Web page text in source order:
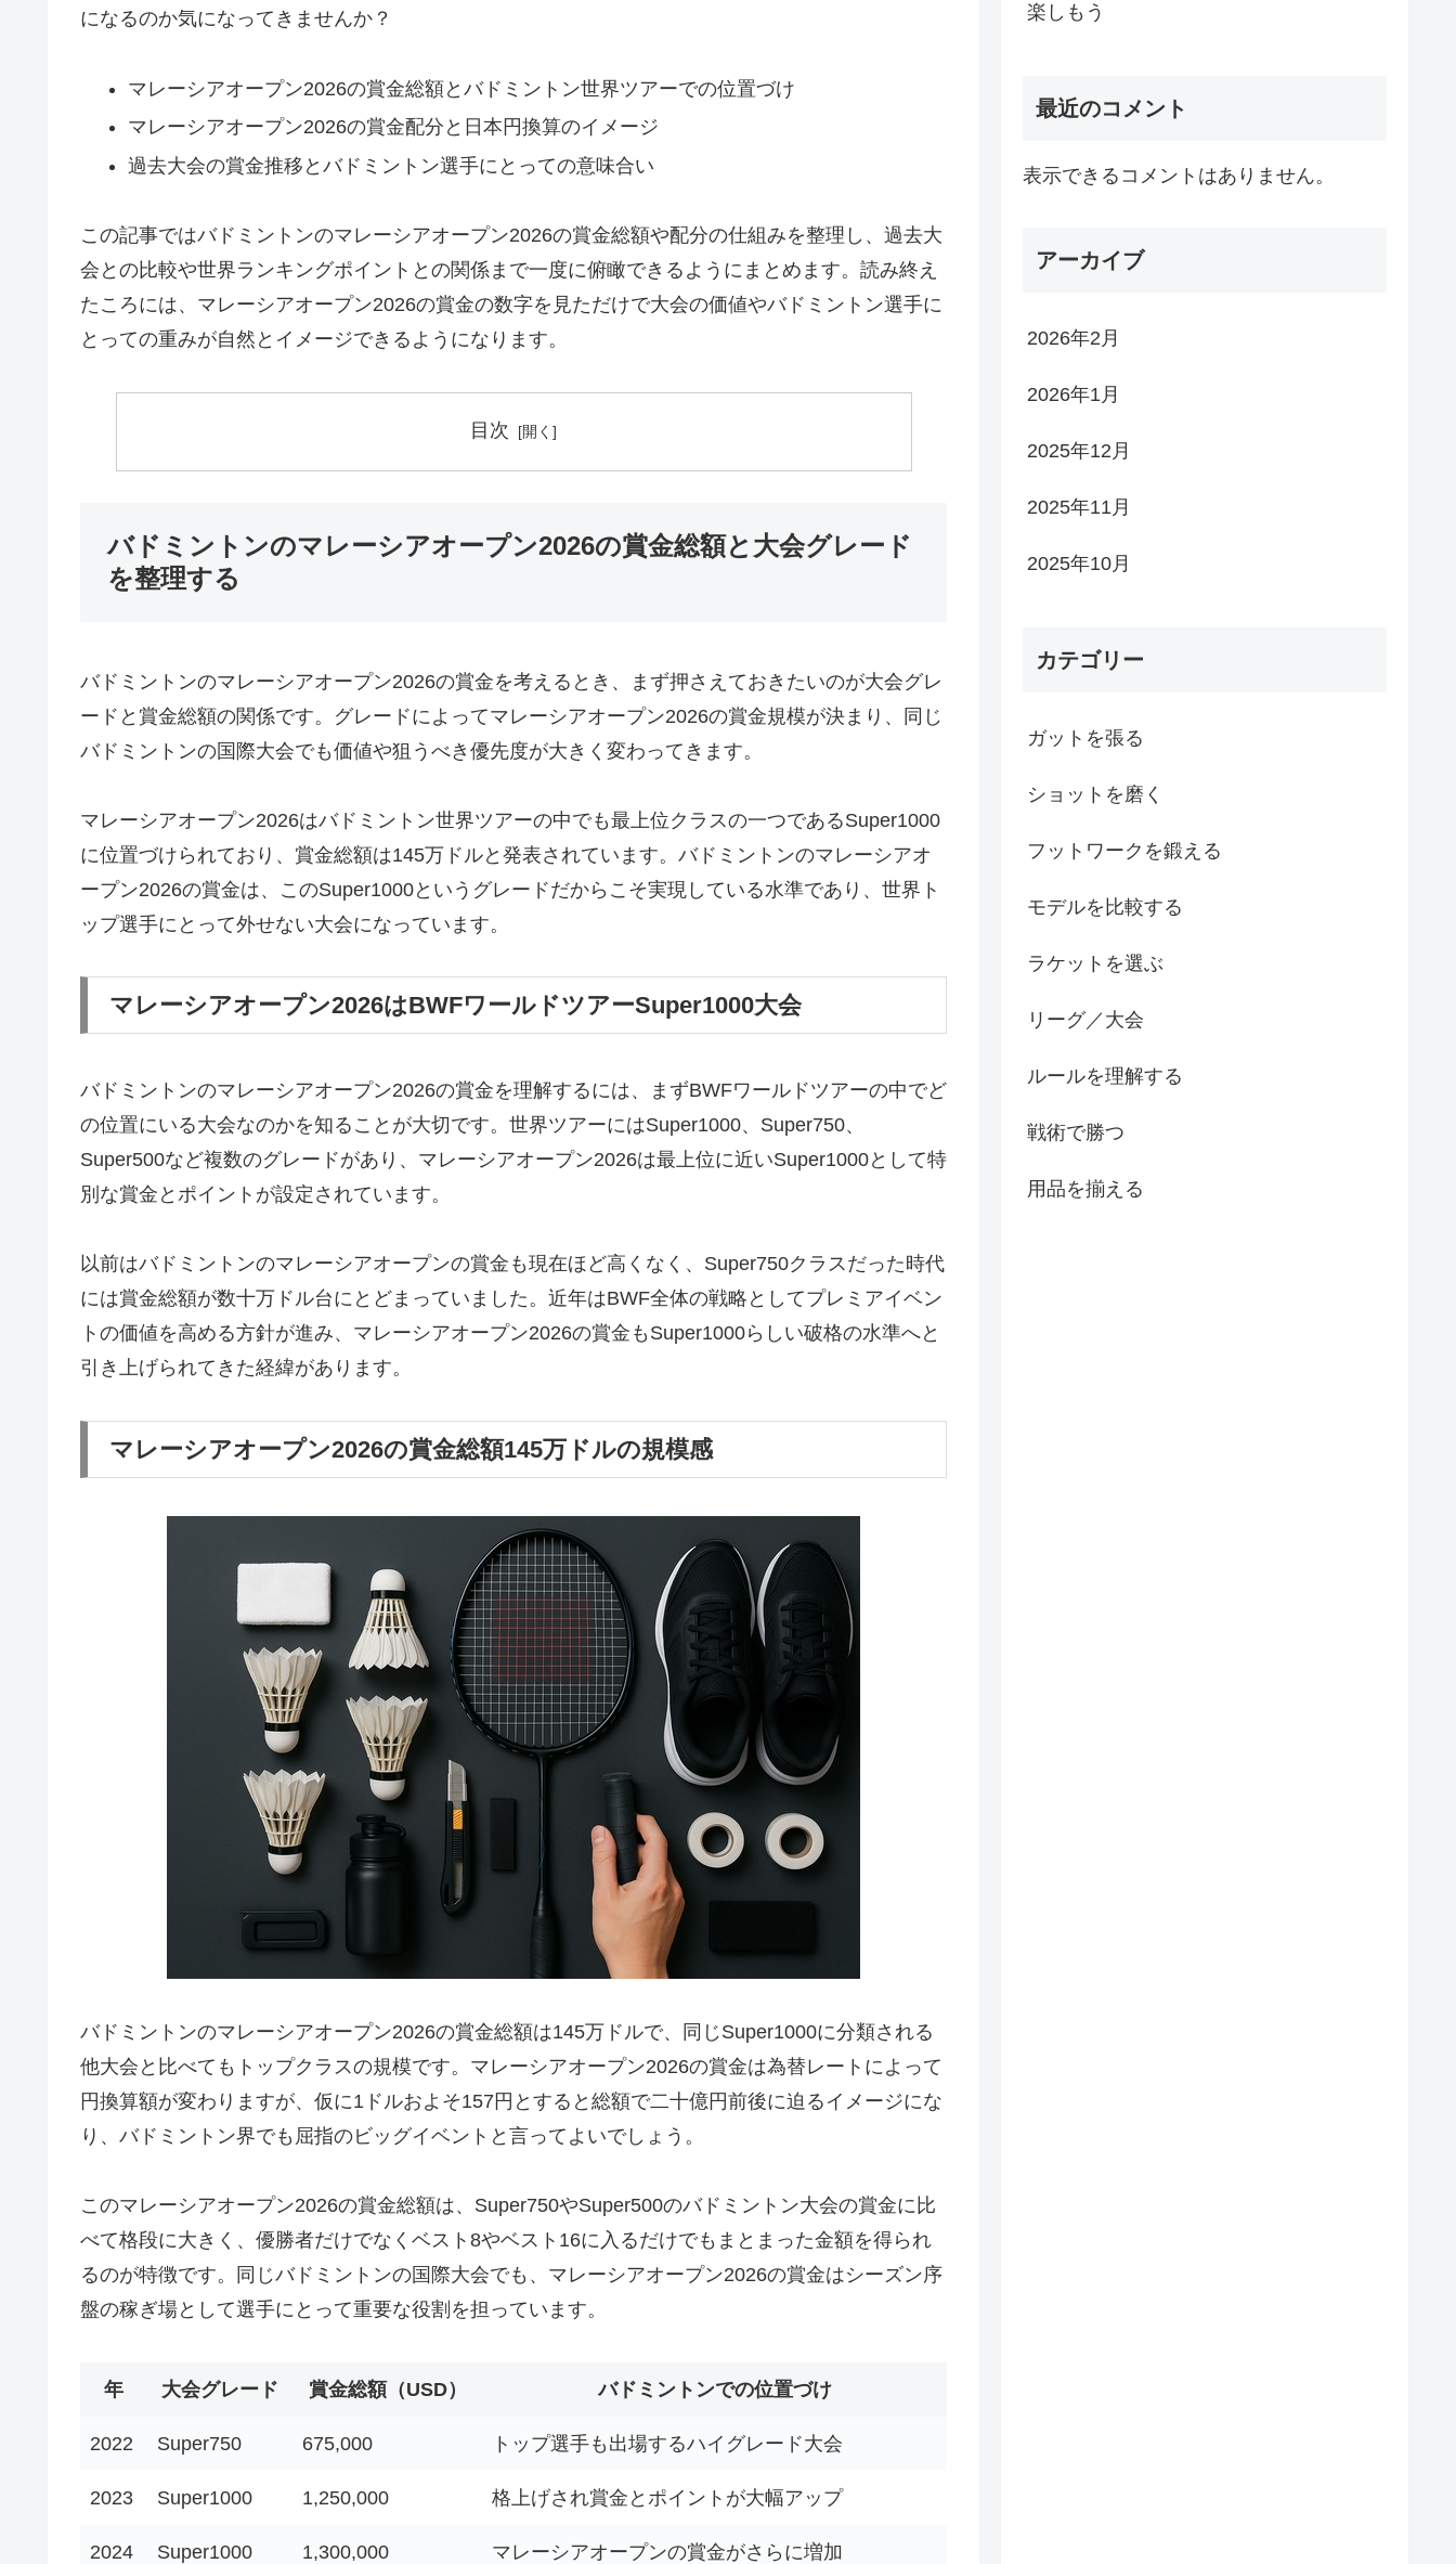
になるのか気になってきませんか？
マレーシアオープン2026の賞金総額とバドミントン世界ツアーでの位置づけ
マレーシアオープン2026の賞金配分と日本円換算のイメージ
過去大会の賞金推移とバドミントン選手にとっての意味合い
この記事ではバドミントンのマレーシアオープン2026の賞金総額や配分の仕組みを整理し、過去大
会との比較や世界ランキングポイントとの関係まで一度に俯瞰できるようにまとめます。読み終え
たころには、マレーシアオープン2026の賞金の数字を見ただけで大会の価値やバドミントン選手に
とっての重みが自然とイメージできるようになります。
目次
バドミントンのマレーシアオープン2026の賞金総額と大会グレード
を整理する
バドミントンのマレーシアオープン2026の賞金を考えるとき、まず押さえておきたいのが大会グレ
ードと賞金総額の関係です。グレードによってマレーシアオープン2026の賞金規模が決まり、同じ
バドミントンの国際大会でも価値や狙うべき優先度が大きく変わってきます。
マレーシアオープン2026はバドミントン世界ツアーの中でも最上位クラスの一つであるSuper1000
に位置づけられており、賞金総額は145万ドルと発表されています。バドミントンのマレーシアオ
ープン2026の賞金は、このSuper1000というグレードだからこそ実現している水準であり、世界ト
ップ選手にとって外せない大会になっています。
マレーシアオープン2026はBWFワールドツアーSuper1000大会
バドミントンのマレーシアオープン2026の賞金を理解するには、まずBWFワールドツアーの中でど
の位置にいる大会なのかを知ることが大切です。世界ツアーにはSuper1000、Super750、
Super500など複数のグレードがあり、マレーシアオープン2026は最上位に近いSuper1000として特
別な賞金とポイントが設定されています。
以前はバドミントンのマレーシアオープンの賞金も現在ほど高くなく、Super750クラスだった時代
には賞金総額が数十万ドル台にとどまっていました。近年はBWF全体の戦略としてプレミアイベン
トの価値を高める方針が進み、マレーシアオープン2026の賞金もSuper1000らしい破格の水準へと
引き上げられてきた経緯があります。
マレーシアオープン2026の賞金総額145万ドルの規模感
バドミントンのマレーシアオープン2026の賞金総額は145万ドルで、同じSuper1000に分類される
他大会と比べてもトップクラスの規模です。マレーシアオープン2026の賞金は為替レートによって
円換算額が変わりますが、仮に1ドルおよそ157円とすると総額で二十億円前後に迫るイメージにな
り、バドミントン界でも屈指のビッグイベントと言ってよいでしょう。
このマレーシアオープン2026の賞金総額は、Super750やSuper500のバドミントン大会の賞金に比
べて格段に大きく、優勝者だけでなくベスト8やベスト16に入るだけでもまとまった金額を得られ
るのが特徴です。同じバドミントンの国際大会でも、マレーシアオープン2026の賞金はシーズン序
盤の稼ぎ場として選手にとって重要な役割を担っています。
年 大会グレード 賞金総額（USD） バドミントンでの位置づけ
2022 Super750 675,000 トップ選手も出場するハイグレード大会
2023 Super1000 1,250,000 格上げされ賞金とポイントが大幅アップ
2024 Super1000 1,300,000 マレーシアオープンの賞金がさらに増加
楽しもう
最近のコメント
表示できるコメントはありません。
アーカイブ
2026年2月
2026年1月
2025年12月
2025年11月
2025年10月
カテゴリー
ガットを張る
ショットを磨く
フットワークを鍛える
モデルを比較する
ラケットを選ぶ
リーグ／大会
ルールを理解する
戦術で勝つ
用品を揃える